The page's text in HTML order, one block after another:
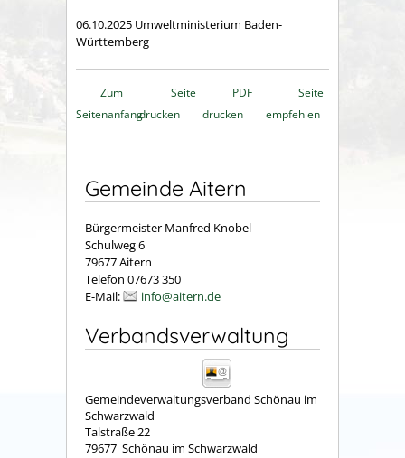
06.10.2025 Umweltministerium Baden-
Württemberg
Zum
Seitenanfang
Seite
drucken
PDF
drucken
Seite
empfehlen
Gemeinde Aitern
Bürgermeister Manfred Knobel
Schulweg 6
79677 Aitern
Telefon 07673 350
E-Mail:
info@aitern.de
Verbandsverwaltung
Gemeindeverwaltungsverband Schönau im
Schwarzwald
Talstraße 22
79677 Schönau im Schwarzwald